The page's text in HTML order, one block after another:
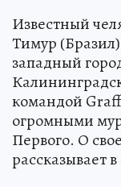
Известный
Тимур
западный
командой
огромными
Первого. О
рассказывает